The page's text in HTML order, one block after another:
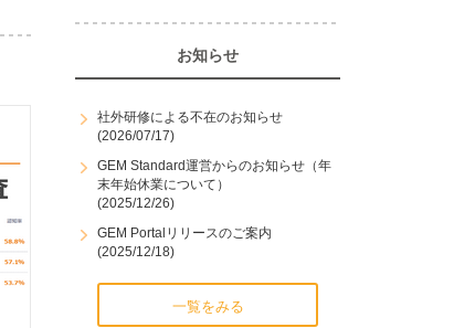
お知らせ
社外研修による不在のお知らせ
(2026/07/17)
GEM Standard運営からのお知らせ（年
末年始休業について）
(2025/12/26)
GEM Portalリリースのご案内
(2025/12/18)
一覧をみる